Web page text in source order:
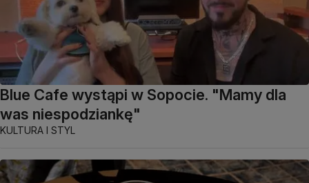
Blue Cafe wystąpi w Sopocie. "Mamy dla
was niespodziankę"
KULTURA I STYL